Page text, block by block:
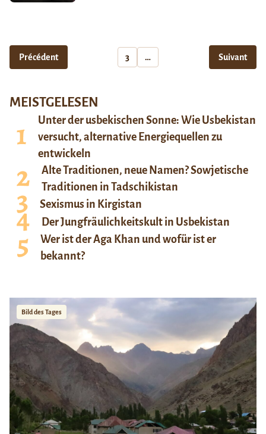
Précédent 3 … Suivant
MEISTGELESEN
Unter der usbekischen Sonne: Wie Usbekistan
versucht, alternative Energiequellen zu
entwickeln
Alte Traditionen, neue Namen? Sowjetische
Traditionen in Tadschikistan
Sexismus in Kirgistan
Der Jungfräulichkeitskult in Usbekistan
Wer ist der Aga Khan und wofür ist er
bekannt?
Bild des Tages